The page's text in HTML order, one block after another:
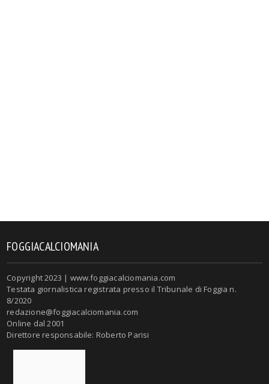
FOGGIACALCIOMANIA
Copyright 2023 | www.foggiacalciomania.com
Testata giornalistica registrata presso il Tribunale di Foggia n.
8/2020
redazione@foggiacalciomania.com
Online dal 2001
Direttore responsabile: Roberto Parisi